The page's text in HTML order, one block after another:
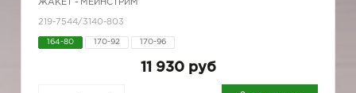
ЖАКЕТ - МЕЙНСТРИМ
219-7544/3140-803
164-80 170-92 170-96
11 930 руб